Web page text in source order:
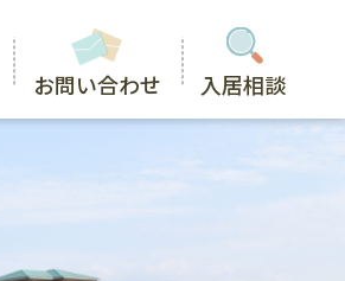
お問い合わせ 入居相談